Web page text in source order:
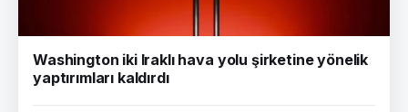
Washington iki Iraklı hava yolu şirketine yönelik
yaptırımları kaldırdı